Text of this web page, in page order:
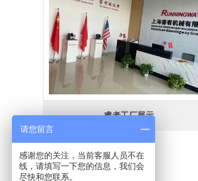
睿者工厂展示
请您留言
感谢您的关注，当前客服人员不在
线，请填写一下您的信息，我们会
尽快和您联系。